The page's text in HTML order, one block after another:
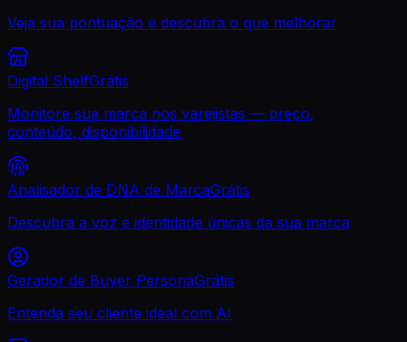
Veja sua pontuação e descubra o que melhorar
Digital ShelfGrátis
Monitore sua marca nos varejistas — preço,
conteúdo, disponibilidade
Analisador de DNA de MarcaGrátis
Descubra a voz e identidade únicas da sua marca
Gerador de Buyer PersonaGrátis
Entenda seu cliente ideal com AI